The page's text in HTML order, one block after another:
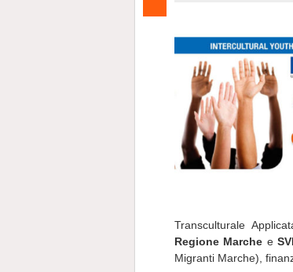
Transculturale
Regione Marche e
Migranti Marche),